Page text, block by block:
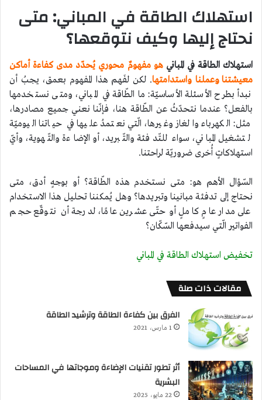
استهلاك الطاقة في المباني: متى
نحتاج إليها وكيف نتوقعها؟
استهلاك الطاقة في المباني هو مفهومٌ محوري يُحدّد مدى كفاءة أماكن
معيشتنا وعملنا واستدامتها. لكن لفَهم هذا المفهوم بعمق، يجبُ أن
نبدأ بطرح الأسئلة الأساسيّة: ما الطّاقة في المباني، ومتى نستخدمها
بالفعل؟ عندما نتحدّثُ عن الطّاقة هنا، فإنّنا نعني جميع مصادرها،
مثل: الكهرباء والغاز وغيرها، الّتي نعتمدُ عليها في حياتنا اليوميّة
لتشغيل المباني، سواء للتّدفئة والتّبريد، أو الإضاءة والتّهوية، وأيّ
استهلاكاتٍ أُخرى ضروريّة لراحتنا.
السّؤال الأهم هو: متى نستخدم هذه الطّاقة؟ أو بوجهٍ أدق، متى
نحتاج إلى تدفئة مبانينا وتبريدها؟ وهل يُمكننا تحليل هذا الاستخدام
على مدار عامٍ كاملٍ أو حتّى عشرين عامًا، لدرجة أن نتوقّع حجم
الفواتير الّتي سيدفعها السّكّان؟
تخفيض استهلاك الطاقة في المباني
مقالات ذات صلة
الفرق بين كفاءة الطاقة وترشيد الطاقة
1 مارس، 2021
أثر تطور تقنيات الإضاءة وموجاتها في المساحات
البشرية
22 مايو، 2025